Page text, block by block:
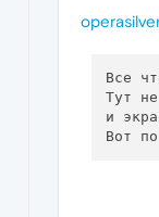
Все
Тут
и